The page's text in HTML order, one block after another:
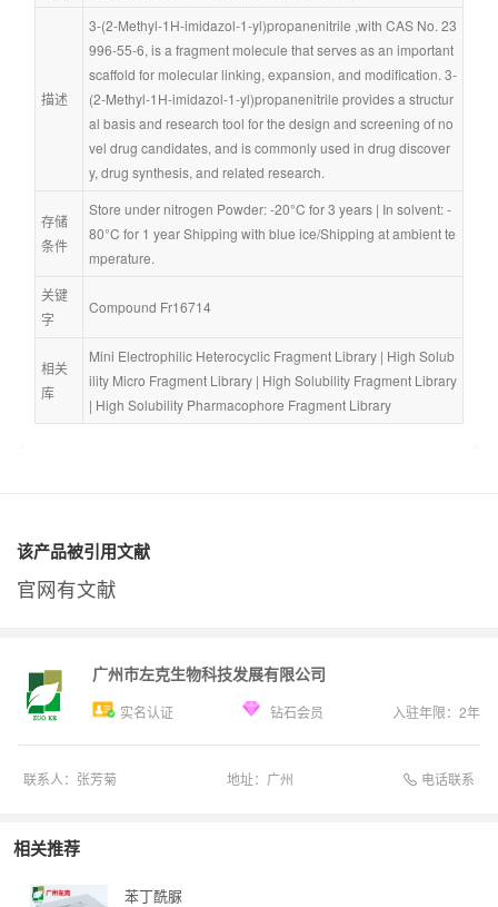
描述
3-(2-Methyl-1H-imidazol-1-yl)propanenitrile ,with CAS No. 23
996-55-6, is a fragment molecule that serves as an important
scaffold for molecular linking, expansion, and modification. 3-
(2-Methyl-1H-imidazol-1-yl)propanenitrile provides a structur
al basis and research tool for the design and screening of no
vel drug candidates, and is commonly used in drug discover
y, drug synthesis, and related research.
存储
条件
Store under nitrogen Powder: -20°C for 3 years | In solvent: -
80°C for 1 year Shipping with blue ice/Shipping at ambient te
mperature.
关键
字
Compound Fr16714
相关
库
Mini Electrophilic Heterocyclic Fragment Library | High Solub
ility Micro Fragment Library | High Solubility Fragment Library
| High Solubility Pharmacophore Fragment Library
该产品被引用文献
官网有文献
广州市左克生物科技发展有限公司
实名认证 钻石会员 入驻年限： 2年
联系人： 张芳菊 地址： 广州 电话联系
相关推荐
苯丁酰脲